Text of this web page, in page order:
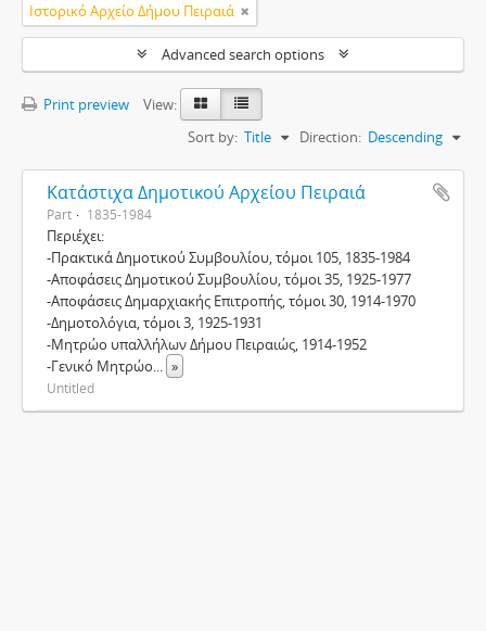
Ιστορικό Αρχείο Δήμου Πειραιά
Advanced search options
Print preview
View:
Sort by: Title Direction: Descending
Κατάστιχα Δημοτικού Αρχείου Πειραιά
Part 1835-1984
Περιέχει:
-Πρακτικά Δημοτικού Συμβουλίου, τόμοι 105, 1835-1984
-Αποφάσεις Δημοτικού Συμβουλίου, τόμοι 35, 1925-1977
-Αποφάσεις Δημαρχιακής Επιτροπής, τόμοι 30, 1914-1970
-Δημοτολόγια, τόμοι 3, 1925-1931
-Μητρώο υπαλλήλων Δήμου Πειραιώς, 1914-1952
-Γενικό Μητρώο... »
Untitled